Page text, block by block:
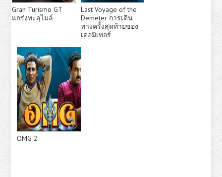
Gran Turismo GT
แกร่งทะลุไมล์
Last Voyage of the
Demeter การเดิน
ทางครั้งสุดท้ายของ
เดอมิเทอร์
OMG 2